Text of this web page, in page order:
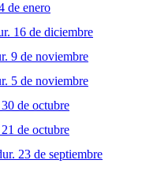
de enero
16 de diciembre
9 de noviembre
5 de noviembre
de octubre
de octubre
23 de septiembre